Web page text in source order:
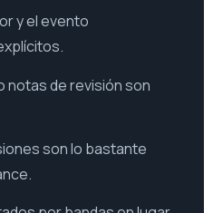
y el evento
notas de revisión son
son lo bastante